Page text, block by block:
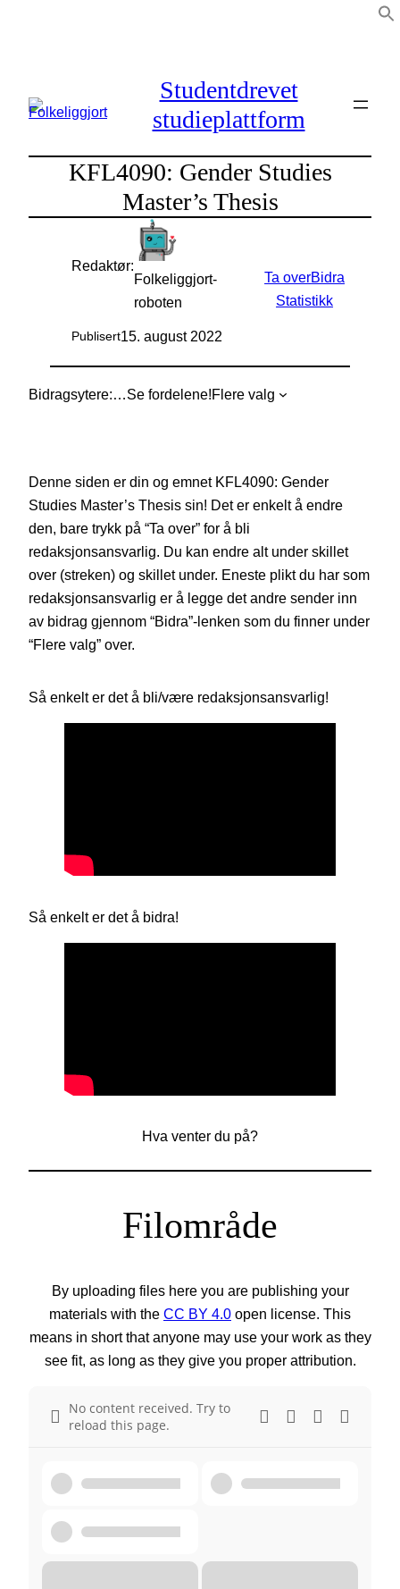
Studentdrevet
studieplattform
KFL4090: Gender Studies
Master’s Thesis
Redaktør:
Folkeliggjort-
roboten
Publisert15. august 2022
Ta overBidra
Statistikk
Bidragsytere: Se fordelene!Flere valg
Denne siden er din og emnet KFL4090: Gender
Studies Master’s Thesis sin! Det er enkelt å endre
den, bare trykk på “Ta over” for å bli
redaksjonsansvarlig. Du kan endre alt under skillet
over (streken) og skillet under. Eneste plikt du har som
redaksjonsansvarlig er å legge det andre sender inn
av bidrag gjennom “Bidra”-lenken som du finner under
“Flere valg” over.
Så enkelt er det å bli/være redaksjonsansvarlig!
Så enkelt er det å bidra!
Hva venter du på?
Filområde
By uploading files here you are publishing your
materials with the CC BY 4.0 open license. This
means in short that anyone may use your work as they
see fit, as long as they give you proper attribution.
No content received. Try to
reload this page.